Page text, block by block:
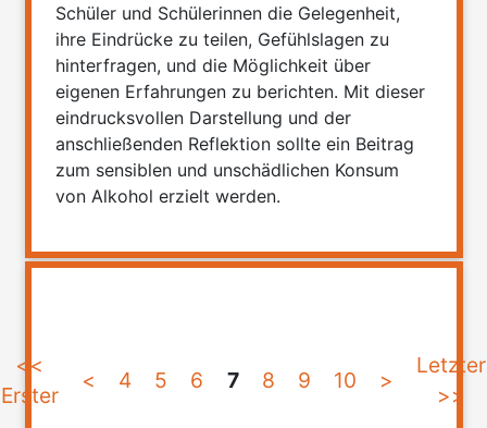
Schüler und Schülerinnen die Gelegenheit,
ihre Eindrücke zu teilen, Gefühlslagen zu
hinterfragen, und die Möglichkeit über
eigenen Erfahrungen zu berichten. Mit dieser
eindrucksvollen Darstellung und der
anschließenden Reflektion sollte ein Beitrag
zum sensiblen und unschädlichen Konsum
von Alkohol erzielt werden.
<<
Erster
< 4 5 6 7 8 9 10 >
Letzter
>>